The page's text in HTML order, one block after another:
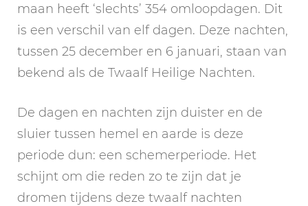
maan heeft ‘slechts’ 354 omloopdagen. Dit
is een verschil van elf dagen. Deze nachten,
tussen 25 december en 6 januari, staan van
bekend als de Twaalf Heilige Nachten.
De dagen en nachten zijn duister en de
sluier tussen hemel en aarde is deze
periode dun: een schemerperiode. Het
schijnt om die reden zo te zijn dat je
dromen tijdens deze twaalf nachten